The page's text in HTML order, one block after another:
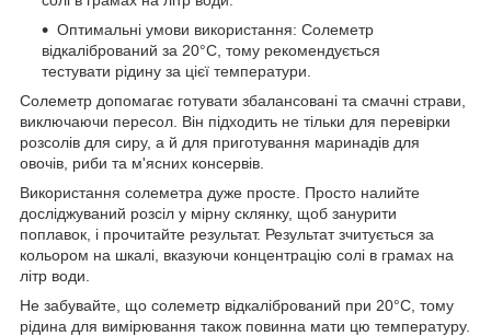
Оптимальні умови використання: Солеметр
відкалібрований за 20°C, тому рекомендується
тестувати рідину за цієї температури.
Солеметр допомагає готувати збалансовані та смачні страви,
виключаючи пересол. Він підходить не тільки для перевірки
розсолів для сиру, а й для приготування маринадів для
овочів, риби та м'ясних консервів.
Використання солеметра дуже просте. Просто налийте
досліджуваний розсіл у мірну склянку, щоб занурити
поплавок, і прочитайте результат. Результат зчитується за
кольором на шкалі, вказуючи концентрацію солі в грамах на
літр води.
Не забувайте, що солеметр відкалібрований при 20°C, тому
рідина для вимірювання також повинна мати цю температуру.